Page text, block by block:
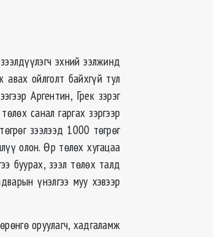
эхний ээлжинд
ойлголт байхгүй тул
Аргентин, Грек зэрэг
санал гаргах зэргээр
зээлээд 1000 төгрөг
олон. Өр төлөх хугацаа
буурах, зээл төлөх талд
үнэлгээ муу хэвээр
оруулагч, хадгаламж